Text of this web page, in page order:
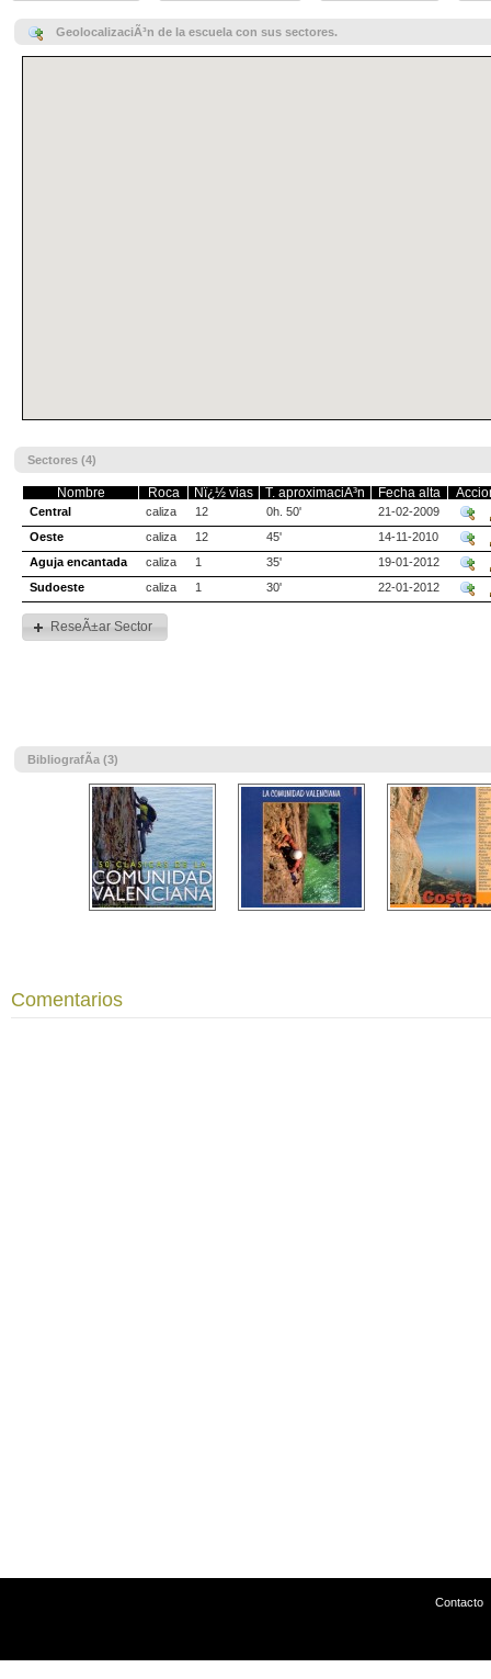
GeolocalizaciÃ³n de la escuela con sus sectores.
Sectores (4)
Nombre Roca Nï¿½ vias T. aproximaciÃ³n Fecha alta
Central
caliza 12 0h. 50'
21-02-2009
Oeste
caliza 12 45'
14-11-2010
Aguja encantada
caliza 1 35'
19-01-2012
Sudoeste
caliza 1 30' 22-01-2012
ReseÃ±ar Sector
BibliografÃ­a (3)
Comentarios
Contacto